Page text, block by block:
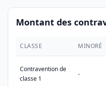
Montant des
CLASSE MINORÉ
Contravention de
classe 1
-